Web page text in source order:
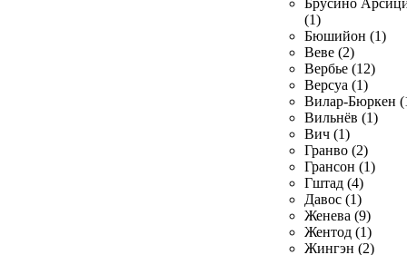
Брусино
(1)
Бюшийон (1)
Веве (2)
Вербье (12)
Версуа (1)
Вилар-Бюркен
Вильнёв (1)
Вич (1)
Гранво (2)
Грансон (1)
Гштад (4)
Давос (1)
Женева (9)
Жентод (1)
Жингэн (2)